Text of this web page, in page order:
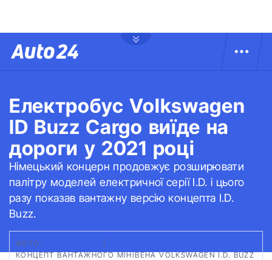
Електробус Volkswagen
ID Buzz Cargo виїде на
дороги у 2021 році
Німецький концерн продовжує розширювати
палітру моделей електричної серії I.D. і цього
разу показав вантажну версію концепта I.D.
Buzz.
ФОТО:
КОНЦЕПТ ВАНТАЖНОГО МІНІВЕНА VOLKSWAGEN I.D. BUZZ